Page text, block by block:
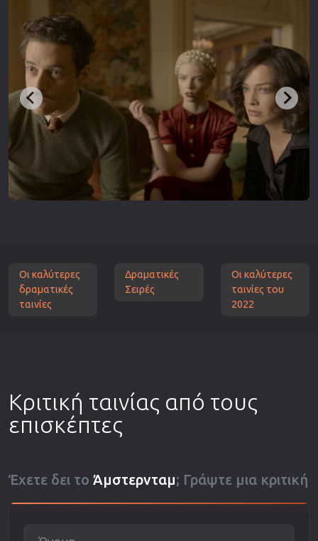
Οι καλύτερες
δραματικές
ταινίες
Δραματικές
Σειρές
Οι καλύτερες
ταινίες του
2022
Κριτική ταινίας από τους
επισκέπτες
Έχετε δει το Άμστερνταμ; Γράψτε μια κριτική